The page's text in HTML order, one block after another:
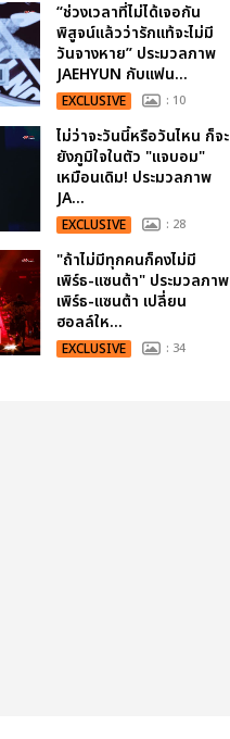
“ช่วงเวลาที่ไม่ได้เจอกัน
พิสูจน์แล้วว่ารักแท้จะไม่มี
วันจางหาย” ประมวลภาพ
JAEHYUN กับแฟน...
EXCLUSIVE : 10
ไม่ว่าจะวันนี้หรือวันไหน ก็จะ
ยังภูมิใจในตัว "แจบอม"
เหมือนเดิม! ประมวลภาพ
JA...
EXCLUSIVE : 28
"ถ้าไม่มีทุกคนก็คงไม่มี
เพิร์ธ-แซนต้า" ประมวลภาพ
เพิร์ธ-แซนต้า เปลี่ยน
ฮอลล์ให...
EXCLUSIVE : 34